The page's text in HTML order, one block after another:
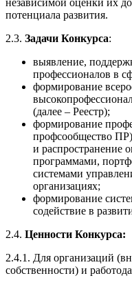
независимой оценки их
потенциала развития.
2.3. Задачи Конкурса:
выявление,
профессионалов в
формирование
(далее – Реестр);
формирование
профсообщество ПР)
и распространение
программами,
системами
организациях;
формирование
содействие в
2.4. Ценности Конкурса:
2.4.1. Для организаций
собственности) и